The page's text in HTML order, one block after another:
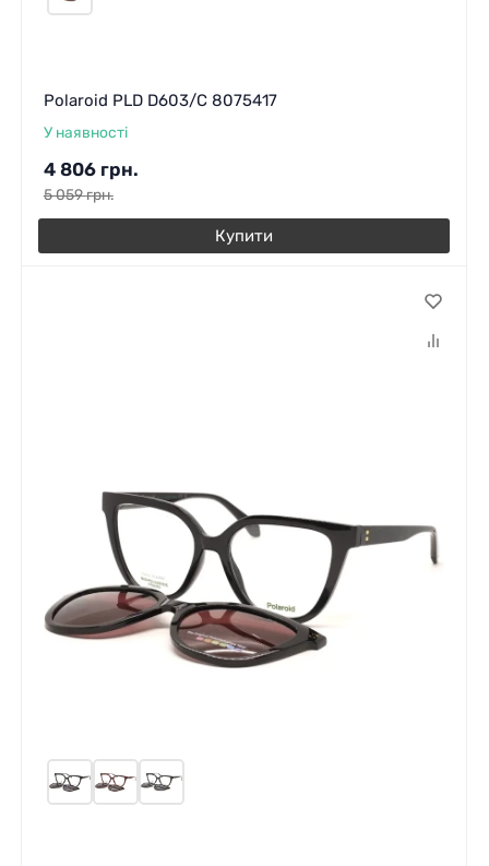
Polaroid PLD D603/C 8075417
У наявності
4 806 грн.
5 059грн.
Купити